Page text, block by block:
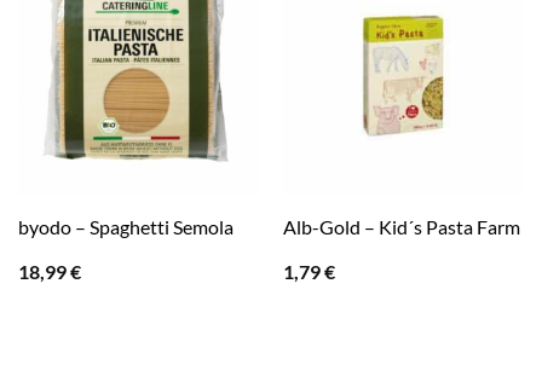
byodo – Spaghetti Semola
18,99€
Alb-Gold – Kid´s Pasta Farm
1,79€